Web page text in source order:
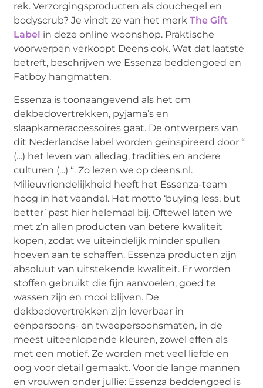
rek. Verzorgingsproducten als douchegel en
bodyscrub? Je vindt ze van het merkThe Gift
Label in deze online woonshop. Praktische
voorwerpen verkoopt Deens ook. Wat dat laatste
betreft, beschrijven we Essenza beddengoed en
Fatboy hangmatten.
Essenza is toonaangevend als het om
dekbedovertrekken, pyjama’s en
slaapkameraccessoires gaat. De ontwerpers van
dit Nederlandse label worden geïnspireerd door “
(…) het leven van alledag, tradities en andere
culturen (…) “. Zo lezen we op deens.nl.
Milieuvriendelijkheid heeft het Essenza-team
hoog in het vaandel. Het motto ‘buying less, but
better’ past hier helemaal bij. Oftewel laten we
met z’n allen producten van betere kwaliteit
kopen, zodat we uiteindelijk minder spullen
hoeven aan te schaffen. Essenza producten zijn
absoluut van uitstekende kwaliteit. Er worden
stoffen gebruikt die fijn aanvoelen, goed te
wassen zijn en mooi blijven. De
dekbedovertrekken zijn leverbaar in
eenpersoons- en tweepersoonsmaten, in de
meest uiteenlopende kleuren, zowel effen als
met een motief. Ze worden met veel liefde en
oog voor detail gemaakt. Voor de lange mannen
en vrouwen onder jullie: Essenza beddengoed is